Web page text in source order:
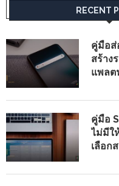
RECENT
คู่มือส่
สร้าง
แพลต
คู่มือ
ไม่มีใ
เลือก